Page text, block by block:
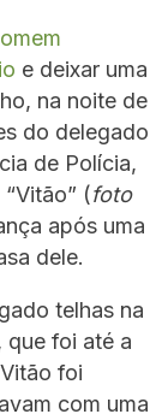
e deixar uma
na noite de
do delegado
de Polícia,
(foto
após uma
dele.
telhas na
que foi até a
foi
com uma